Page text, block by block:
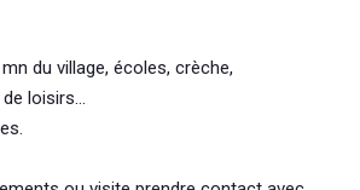
du village, écoles, crèche,
loisirs...